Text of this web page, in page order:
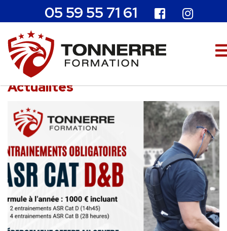
05 59 55 71 61
Actualités